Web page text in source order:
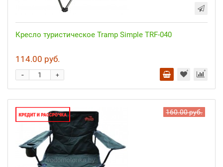
Кресло туристическое Tramp Simple TRF-040
114.00 руб.
+
-
160.00 руб.